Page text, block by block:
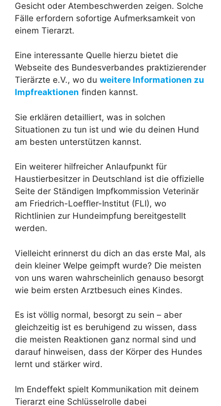
Gesicht oder Atembeschwerden zeigen. Solche
Fälle erfordern sofortige Aufmerksamkeit von
einem Tierarzt.
Eine interessante Quelle hierzu bietet die
Webseite des Bundesverbandes praktizierender
Tierärzte e.V., wo du weitere Informationen zu
Impfreaktionen finden kannst.
Sie erklären detailliert, was in solchen
Situationen zu tun ist und wie du deinen Hund
am besten unterstützen kannst.
Ein weiterer hilfreicher Anlaufpunkt für
Haustierbesitzer in Deutschland ist die offizielle
Seite der Ständigen Impfkommission Veterinär
am Friedrich-Loeffler-Institut (FLI), wo
Richtlinien zur Hundeimpfung bereitgestellt
werden.
Vielleicht erinnerst du dich an das erste Mal, als
dein kleiner Welpe geimpft wurde? Die meisten
von uns waren wahrscheinlich genauso besorgt
wie beim ersten Arztbesuch eines Kindes.
Es ist völlig normal, besorgt zu sein – aber
gleichzeitig ist es beruhigend zu wissen, dass
die meisten Reaktionen ganz normal sind und
darauf hinweisen, dass der Körper des Hundes
lernt und stärker wird.
Im Endeffekt spielt Kommunikation mit deinem
Tierarzt eine Schlüsselrolle dabei